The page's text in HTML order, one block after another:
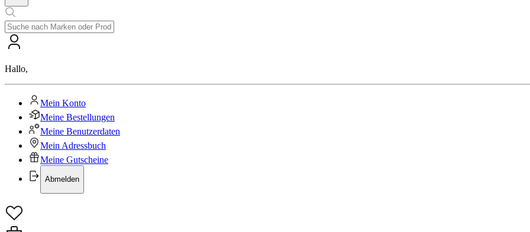
Hallo,
Mein Konto
Meine Bestellungen
Meine Benutzerdaten
Mein Adressbuch
Meine Gutscheine
Abmelden